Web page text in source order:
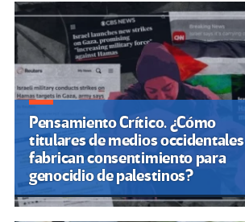
Pensamiento Crítico. ¿Cómo
titulares de medios occidentales
fabrican consentimiento para
genocidio de palestinos?